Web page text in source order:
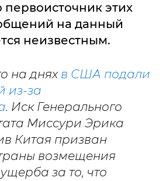
первоисточник этих
на данный
неизвестным.
на днях в США подали
из-за
. Иск Генерального
Миссури Эрика
Китая призван
возмещения
за то, что